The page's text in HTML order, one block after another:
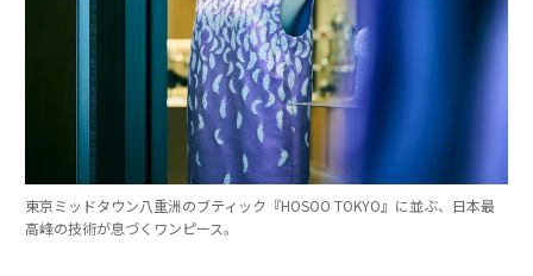
東京ミッドタウン八重洲のブティック『HOSOO TOKYO』に並ぶ、日本最
高峰の技術が息づくワンピース。